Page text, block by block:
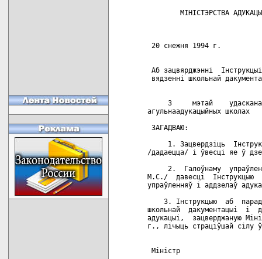
МIНIСТЭРСТВА АДУКАЦЫI I НАВУКI РЭСПУБЛIКI БЕЛАРУСЬ

                               ЗАГАД

 20 снежня 1994 г.                                           N 418


 Аб зацвярджэннi  Iнструкцыi аб
 вядзеннi школьнай дакументацыi


     З     мэтай    удасканалення     вядзення    дакументацыi     ў
агульнаадукацыйных школах

 ЗАГАДВАЮ:

     1. Зацвердзiць  Iнструкцыю  аб  вядзеннi  школьнай дакументацыi
/дадаецца/ i ўвесцi яе ў дзеянне з 1 верасня 1995 года.

     2.  Галоўнаму  упраўленню  агульнай  сярэдняй адукацыi /Фяськоў
М.С./  давесцi  Iнструкцыю  аб  вядзеннi  школьнай  дакументацыi  да
упраўленняў i аддзелаў адукацыi, агульнаадукацыйных школ.

    3. Iнструкцыю  аб  парадку  вырабу,  улiку,  дастаўцы,  вядзеннi
школьнай  дакументацыi  i  дакументаў  аб  сярэдняй  i васьмщгадовай
адукацыi,  зацверджаную Мiнiстэрствам асветы ад 24 кастрычнiка  1979
г., лiчыць страцiўшай сiлу ў частцы вядзення школьнай дакументацыi.


 Мiнiстр                                      В.I.Стражаў


                                            Зацверджана
                                        загадам Мiнiстра адукацыi
                                        i навукi Рэспублiкi Беларусь
                                        ад 20 снежня 1994 г. N 418

                            IНСТРУКЦЫЯ
                 АБ ВЯДЗЕННI ШКОЛЬНАЙ ДАКУМЕНТАЦЫI

===

                        Агульныя палажэннi

     Выкананне ўскладзеных  на  агульнаадукацыйную  школу Рэспублiкi
Беларусь функцый i вынiкi яе дзейнасцi адлюстроўваюцца ў дакументах,
звязаных  з планаваннем i ажыццяўленнем навучальна-выхаваўчай работы
i     фiнансава-гаспадарчай     дзейнасцi,      вядзеннем      ўлiку
вучэбна-педагагiчнай   работы,   справаводства   школы,   складаннем
статыстычнай справаздачнасцi.
     Гэта Iнструкцыя  ўстанаўлiвае  адзiныя  назвы i патрабаваннi да
вядзення школьнай дакументацыi,  тэрмiны  яе  захавання,  а  таксама
парадак  вядзення  справаводства  школы,  першаснага  фiнансавага  i
гаспадарчага ўлiку.
     Планаванне навучальна-выхаваўчай работы, а таксама матэрыяльна-
тэхнiчнае  забеспячэнне  школы  ажыццяўляецца   ў   адпаведнасцi   з
Прыкладным   палажэннем   аб   агульнаадукацыйнай  школе  Рэспублiкi
Беларусь, дзеючымi ўказаннямi i рэкамендацыямi Мiнiстэрства адукацыi
i  навукi  Рэспублiкi  Беларусь,  таму дакументы па гэтых пытаннях у
Iнструкцыi ў поўным аб'ёме не разглядаюцца.
     У сувязi  з  тым,  што  пераважную большасць агульнаадукацыйных
школ абслугоўваюць цэнтралiзаваныя  бухгалтэрыi,  якiя  вядуць  улiк
выканання  каштарыса  выдаткаў у формах i рэгiстрах,  прадугледжаных
iнструкцыямi  i   метадычнымi   ўказаннямi   Мiнiстэрства   фiнансаў
Рэспублiкi  Беларусь  i  спецыяльнымi ведамаснымi ўказаннямi,  гэтай
Iнструкцыяй  устанаўлiваецца  толькi  парадак   вядзення   першаснай
улiковай     дакументацыi    ў    школе    па    асобных    пытаннях
фiнансава-гаспадарчай дзейнасцi.
     Школьныя дакументы запаўняюцца чарнiлам,  пастай або на пiшучай
машынцы.
     Патрабаваннi гэтай Iнструкцыi распаўсюджваюцца як на дзяржаўныя
агульнаадукацыйныя школы, так i на школы, якiя ствараюцца суб'ектамi
гаспадарання iншых форм уласнасцi.

Зводны пералiк школьнай дакументацыi:

          1. Дакументацыя па асабоваму складу вучняў:

  - алфавiтная кнiга запiсу вучняў;
  - асабовая картка вучня;
  - класны журнал;
  - журнал факультатыўных заняткаў, курсаў па выбару i
спецкурсаў;
  - журнал групы падоўжанага дня;
  - журнал  прышкольнага iнтэрната;
  - журнал улiку гуртковай работы з вучнямi;
  - кнiга ўлiку i выдачы атэстатаў аб сярэдняй адукацыi;
  - кнiга ўлiку i выдачы пасведчанняў аб базавай адукацыi;
  - кнiга ўлiку i выдачы залатых i сярэбраных медалёў;
  - кнiга ўлiку i выдачы  лiстоў за поспехi ў вывучэннi асобных
прадметаў;

              II. Дакументацыя па асноўнай дзейнасцi школы:

  - кнiга загадаў па асноўнай дзейнасцi школы;
  - кнiга ўлiку асабовага складу педагагiчных работнiкаў;
  - кнiга пратаколаў педагагiчнага (метадычнага) савета;
  - журнал улiку прапушчаных i замененых урокаў;
  - дакладныя запiскi, акты i даведкi спецыялiстаў органаў
кiравання адукацыяй па вынiках праверкi работы школы;
  - расклад вучэбных заняткаў, графiкi правядзення гуртковых
заняткаў i пазакласнай работы;
  - дакументы аб выпускных экзаменах вучняў.

               III. Фiнансава-гаспадарчая дакументацыя:

  - каштарыс даходаў i выдаткаў (выпiскi з каштарысаў);
  - даведкi аб штоквартальных выдатках, якiя запаўняюцца
цэнтралiзаванай бухгалтэрыяй;
  - тарыфiкацыйны спiс работнiкаў;
  - штатны расклад;
  - тэхнiчны пашпарт школы;
  - iнвентарныя спiсы асноўных сродкаў (ф. NОС-13);
  - кнiга складскога ўлiку матэрыялаў (ф.